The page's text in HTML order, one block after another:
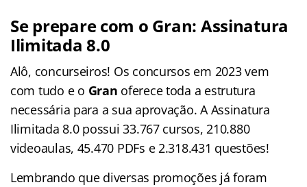
Se prepare com o Gran: Assinatura
Ilimitada 8.0
Alô, concurseiros! Os concursos em 2023 vem
com tudo e o Gran oferece toda a estrutura
necessária para a sua aprovação. A Assinatura
Ilimitada 8.0 possui 33.767 cursos, 210.880
videoaulas, 45.470 PDFs e 2.318.431 questões!
Lembrando que diversas promoções já foram